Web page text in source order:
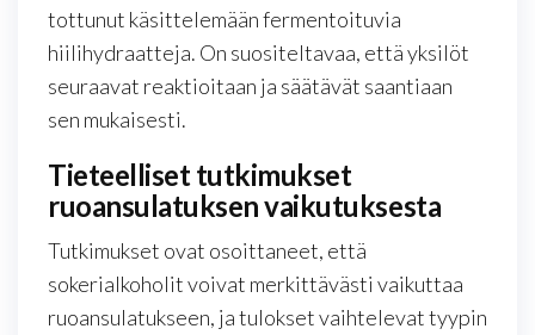
tottunut käsittelemään fermentoituvia
hiilihydraatteja. On suositeltavaa, että yksilöt
seuraavat reaktioitaan ja säätävät saantiaan
sen mukaisesti.
Tieteelliset tutkimukset
ruoansulatuksen vaikutuksesta
Tutkimukset ovat osoittaneet, että
sokerialkoholit voivat merkittävästi vaikuttaa
ruoansulatukseen, ja tulokset vaihtelevat tyypin